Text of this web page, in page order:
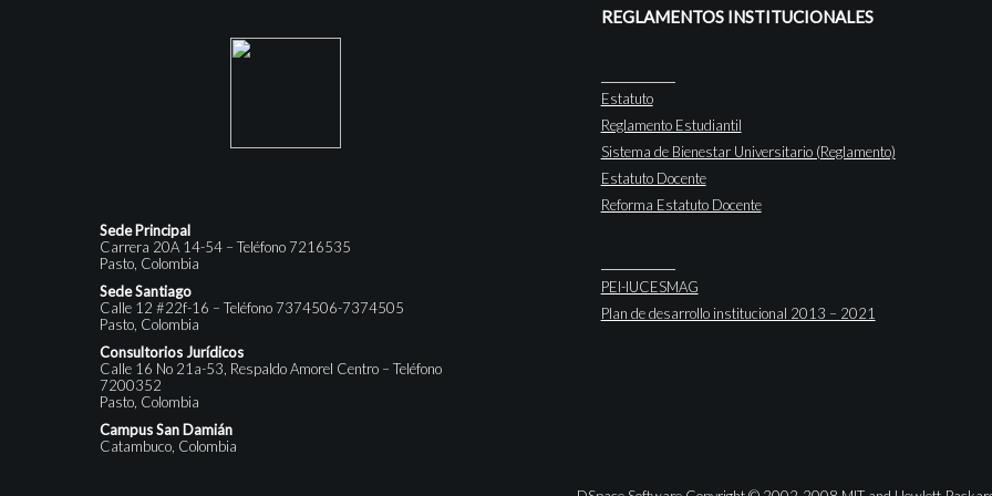
Sede Principal
Carrera 20A 14-54 – Teléfono 7216535
Pasto, Colombia
Sede Santiago
Calle 12 #22f-16 – Teléfono 7374506-7374505
Pasto, Colombia
Consultorios Jurídicos
Calle 16 No 21a-53, Respaldo Amorel Centro – Teléfono
7200352
Pasto, Colombia
Campus San Damián
Catambuco, Colombia
REGLAMENTOS INSTITUCIONALES
Estatuto
Reglamento Estudiantil
Sistema de Bienestar Universitario (Reglamento)
Estatuto Docente
Reforma Estatuto Docente
PEI-IUCESMAG
Plan de desarrollo institucional 2013 – 2021